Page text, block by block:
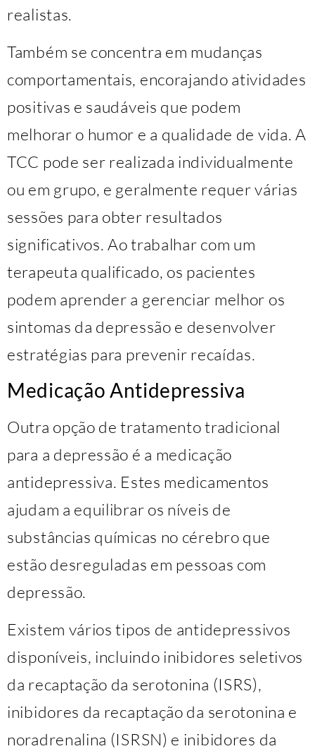
realistas.
Também se concentra em mudanças
comportamentais, encorajando atividades
positivas e saudáveis que podem
melhorar o humor e a qualidade de vida. A
TCC pode ser realizada individualmente
ou em grupo, e geralmente requer várias
sessões para obter resultados
significativos. Ao trabalhar com um
terapeuta qualificado, os pacientes
podem aprender a gerenciar melhor os
sintomas da depressão e desenvolver
estratégias para prevenir recaídas.
Medicação Antidepressiva
Outra opção de tratamento tradicional
para a depressão é a medicação
antidepressiva. Estes medicamentos
ajudam a equilibrar os níveis de
substâncias químicas no cérebro que
estão desreguladas em pessoas com
depressão.
Existem vários tipos de antidepressivos
disponíveis, incluindo inibidores seletivos
da recaptação da serotonina (ISRS),
inibidores da recaptação da serotonina e
noradrenalina (ISRSN) e inibidores da